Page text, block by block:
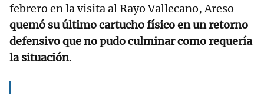
febrero en la visita al Rayo Vallecano, Areso
quemó su último cartucho físico en un retorno
defensivo que no pudo culminar como requería
la situación.